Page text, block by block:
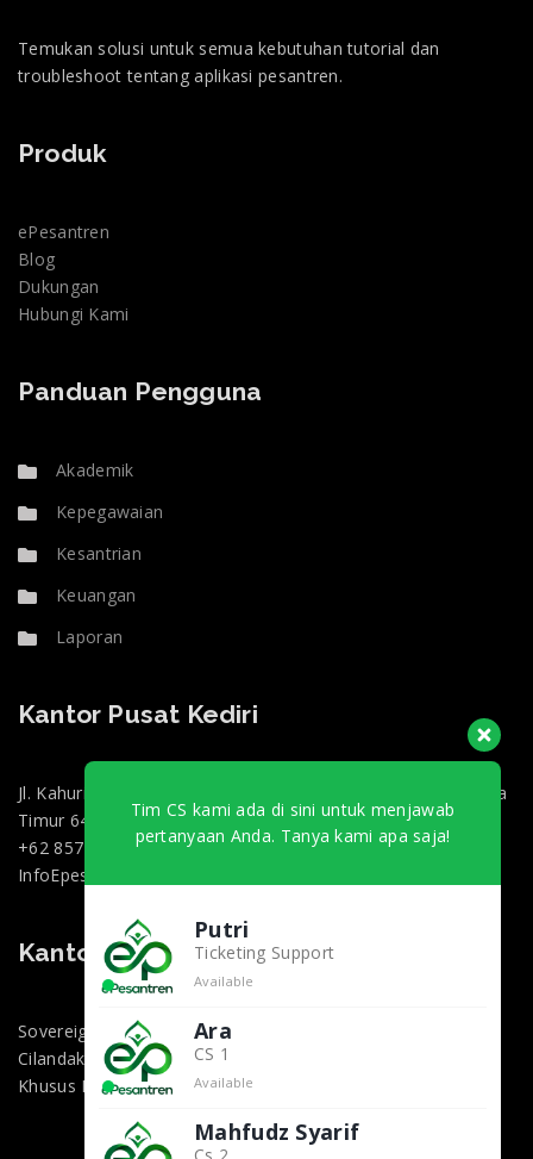
Temukan solusi untuk semua kebutuhan tutorial dan
troubleshoot tentang aplikasi pesantren.
Produk
ePesantren
Blog
Dukungan
Hubungi Kami
Panduan Pengguna
Akademik
Kepegawaian
Kesantrian
Keuangan
Laporan
Kantor Pusat Kediri
Jl. Kahuripan 47, Doko, Kec. Ngasem, Kabupaten Kediri, Jawa
Timur 64182
+62 857-0130-3000
InfoEpesantren@gmail.com
Kantor Marketing Jakarta
Sovereign Plaza, Jl. TB Simatupang No.36 1, RT.1/RW.2,
Cilandak Bar., Kec. Cilandak, Kota Jakarta Selatan, Daerah
Khusus Ibukota Jakarta 12430
Tim CS kami ada di sini untuk menjawab
pertanyaan Anda. Tanya kami apa saja!
Putri
Ticketing Support
Available
Ara
CS 1
Available
Mahfudz Syarif